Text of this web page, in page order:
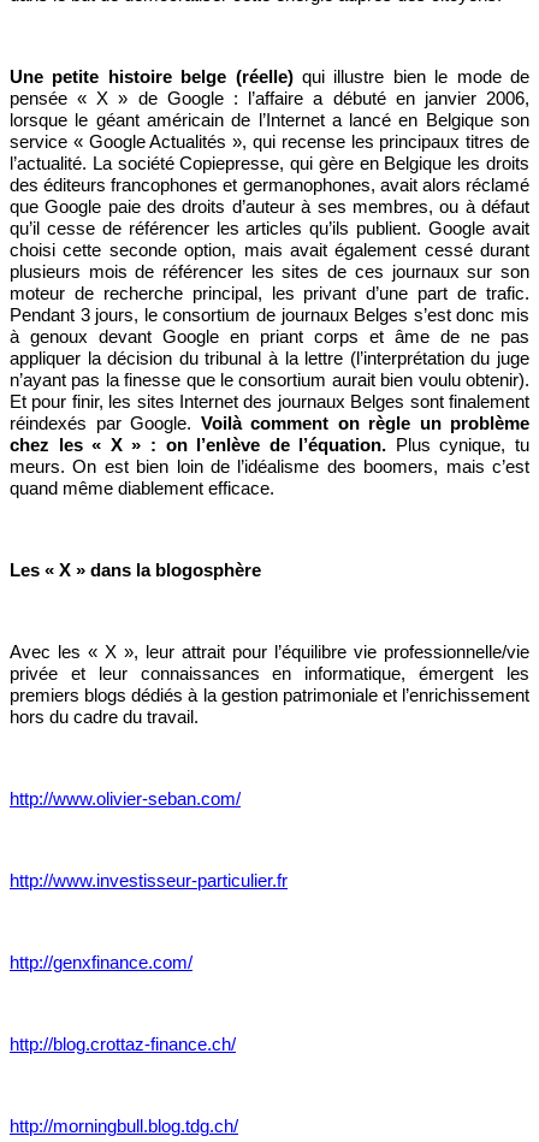
Une petite histoire belge (réelle)qui illustre bien le mode de
pensée « X » de Google : l’affaire a débuté en janvier 2006,
lorsque le géant américain de l’Internet a lancé en Belgique son
service « Google Actualités », qui recense les principaux titres de
l’actualité. La société Copiepresse, qui gère en Belgique les droits
des éditeurs francophones et germanophones, avait alors réclamé
que Google paie des droits d’auteur à ses membres, ou à défaut
qu’il cesse de référencer les articles qu’ils publient. Google avait
choisi cette seconde option, mais avait également cessé durant
plusieurs mois de référencer les sites de ces journaux sur son
moteur de recherche principal, les privant d’une part de trafic.
Pendant 3 jours, le consortium de journaux Belges s’est donc mis
à genoux devant Google en priant corps et âme de ne pas
appliquer la décision du tribunal à la lettre (l’interprétation du juge
n’ayant pas la finesse que le consortium aurait bien voulu obtenir).
Et pour finir, les sites Internet des journaux Belges sont finalement
réindexés par Google. Voilà comment on règle un problème
chez les « X » : on l’enlève de l’équation. Plus cynique, tu
meurs. On est bien loin de l’idéalisme des boomers, mais c’est
quand même diablement efficace.
Les « X » dans la blogosphère
Avec les « X », leur attrait pour l’équilibre vie professionnelle/vie
privée et leur connaissances en informatique, émergent les
premiers blogs dédiés à la gestion patrimoniale et l’enrichissement
hors du cadre du travail.
http://www.olivier-seban.com/
http://www.investisseur-particulier.fr
http://genxfinance.com/
http://blog.crottaz-finance.ch/
http://morningbull.blog.tdg.ch/